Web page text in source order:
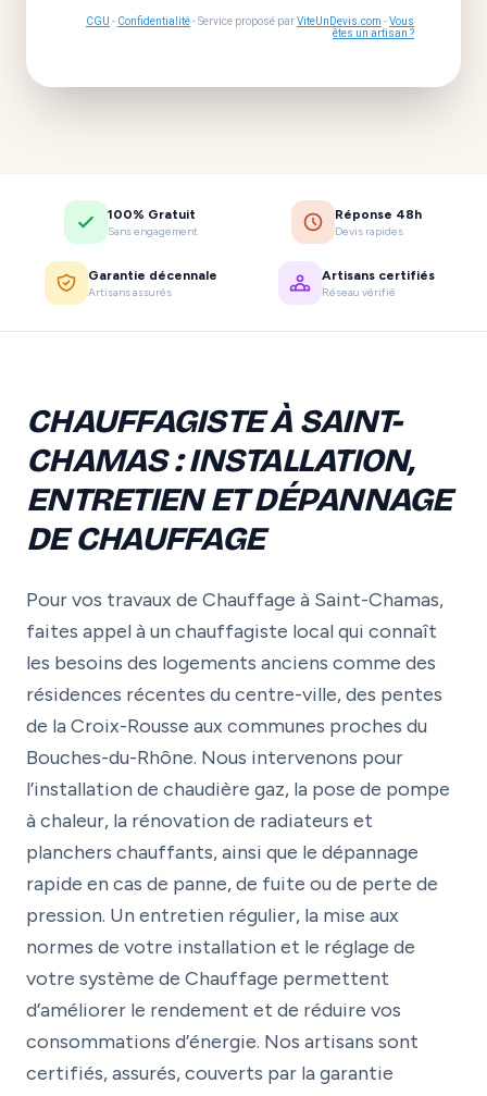
CGU - Confidentialité- Service proposé parViteUnDevis.com -Vous
êtes un artisan ?
100% Gratuit
Sans engagement
Réponse 48h
Devis rapides
Garantie décennale
Artisans assurés
Artisans certifiés
Réseau vérifié
CHAUFFAGISTE À SAINT-
CHAMAS : INSTALLATION,
ENTRETIEN ET DÉPANNAGE
DE CHAUFFAGE
Pour vos travaux de Chauffage à Saint-Chamas,
faites appel à un chauffagiste local qui connaît
les besoins des logements anciens comme des
résidences récentes du centre-ville, des pentes
de la Croix-Rousse aux communes proches du
Bouches-du-Rhône. Nous intervenons pour
l’installation de chaudière gaz, la pose de pompe
à chaleur, la rénovation de radiateurs et
planchers chauffants, ainsi que le dépannage
rapide en cas de panne, de fuite ou de perte de
pression. Un entretien régulier, la mise aux
normes de votre installation et le réglage de
votre système de Chauffage permettent
d’améliorer le rendement et de réduire vos
consommations d’énergie. Nos artisans sont
certifiés, assurés, couverts par la garantie